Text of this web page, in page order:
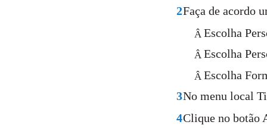
2Faça de acordo
Escolha
Â
Escolha
Â
Escolha
Â
3No menu local
4Clique no botão